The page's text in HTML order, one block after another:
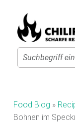
Search
I
L
Food Blog »
Bohnen im